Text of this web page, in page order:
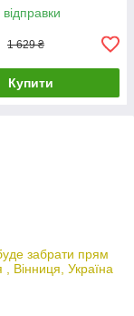
1 629 ₴
Купити
забрати прям
, Вінниця, Україна